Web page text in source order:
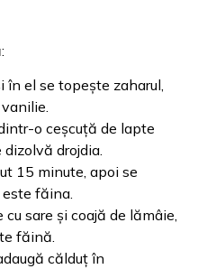
în el se topește zaharul,
o ceșcuță de lapte
dizolvă drojdia.
15 minute, apoi se
făina.
sare și coajă de lămâie,
făină.
călduț în